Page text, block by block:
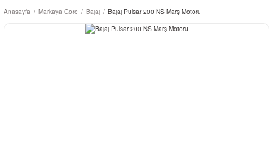
Anasayfa Markaya Göre Bajaj Bajaj Pulsar 200 NS Marş Motoru